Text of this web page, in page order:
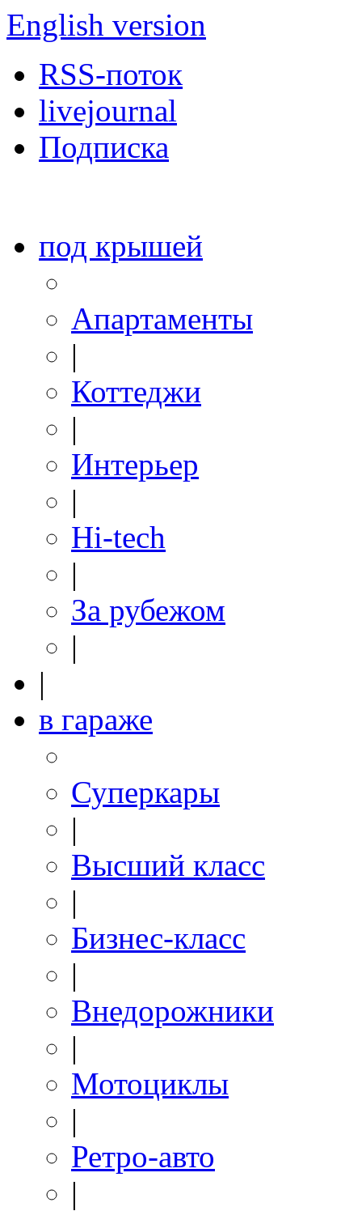
English version
RSS-поток
livejournal
Подписка
под крышей
Апартаменты
|
Коттеджи
|
Интерьер
|
Hi-tech
|
За рубежом
|
|
в гараже
Суперкары
|
Высший класс
|
Бизнес-класс
|
Внедорожники
|
Мотоциклы
|
Ретро-авто
|